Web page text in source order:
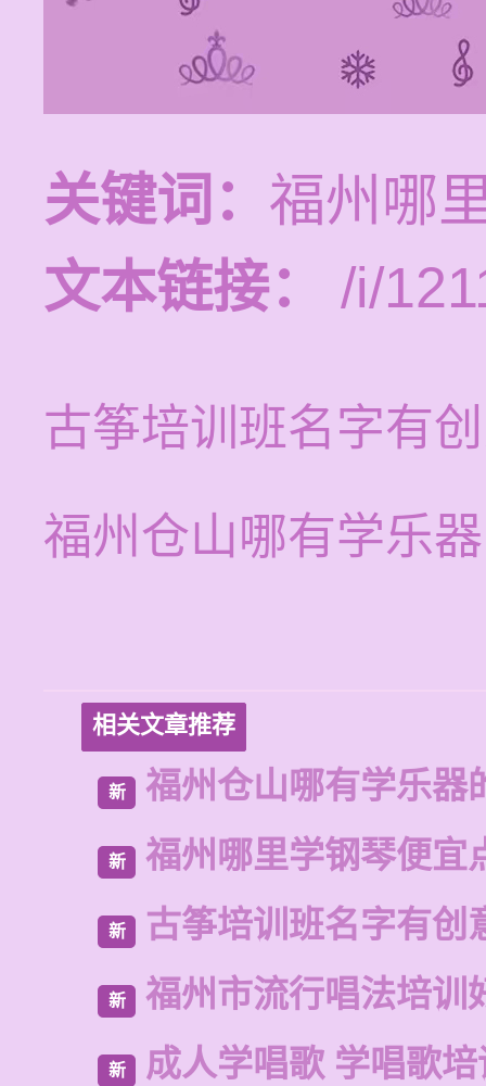
关键词： 福州哪
文本链接：
/i/
古筝培训班名字有
福州仓山哪有学乐
相关文章推荐
新 福州仓山哪有学乐器
新 福州哪里学钢琴便宜
新 古筝培训班名字有创
新 福州市流行唱法培训
新 成人学唱歌 学唱歌